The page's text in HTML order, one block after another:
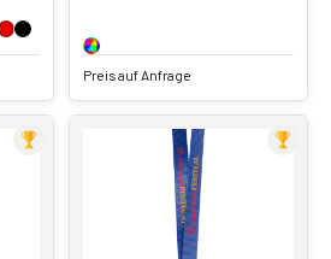
Preis auf Anfrage